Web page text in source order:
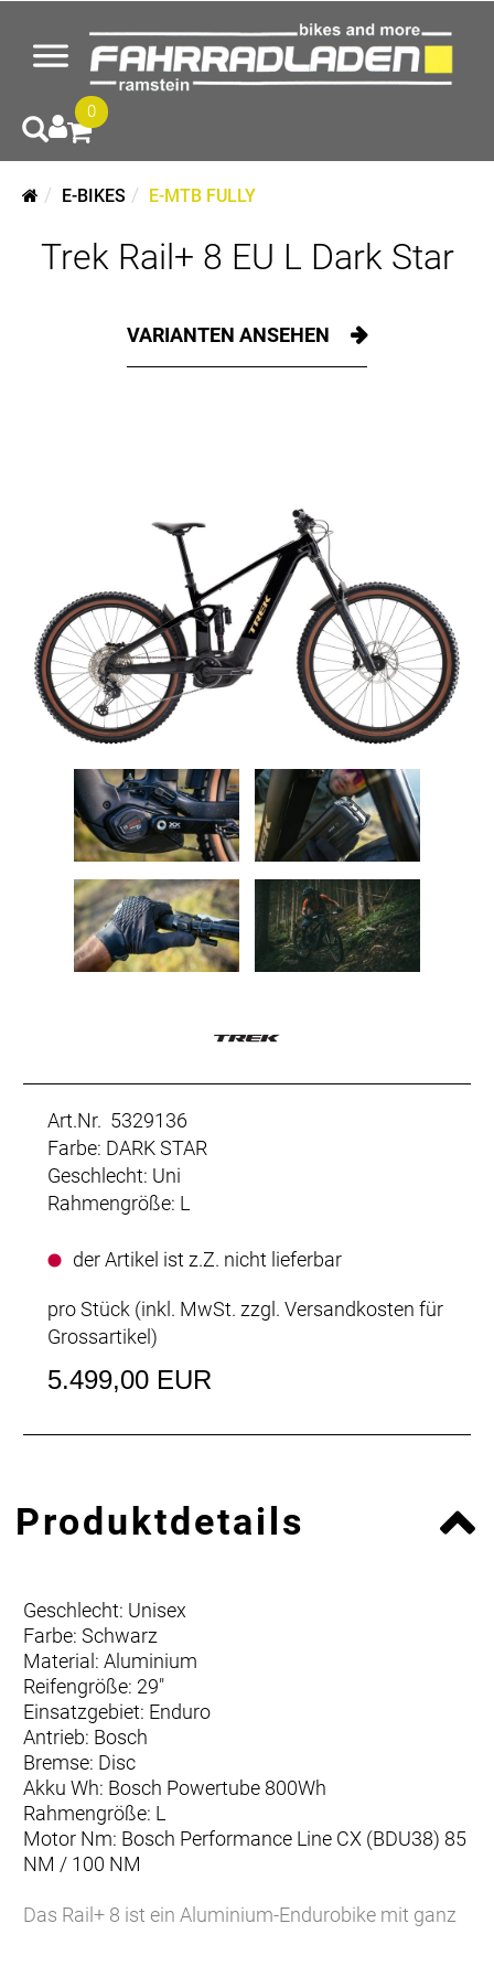
0
E-BIKES E-MTB FULLY
Trek Rail+ 8 EU L Dark Star
VARIANTEN ANSEHEN
Art.Nr. 5329136
Farbe: DARK STAR
Geschlecht: Uni
Rahmengröße: L
der Artikel ist z.Z. nicht lieferbar
pro Stück (inkl. MwSt. zzgl. Versandkosten für
Grossartikel)
5.499,00 EUR
Produktdetails
Geschlecht: Unisex
Farbe: Schwarz
Material: Aluminium
Reifengröße: 29"
Einsatzgebiet: Enduro
Antrieb: Bosch
Bremse: Disc
Akku Wh: Bosch Powertube 800Wh
Rahmengröße: L
Motor Nm: Bosch Performance Line CX (BDU38) 85
NM / 100 NM
Das Rail+ 8 ist ein Aluminium-Endurobike mit ganz